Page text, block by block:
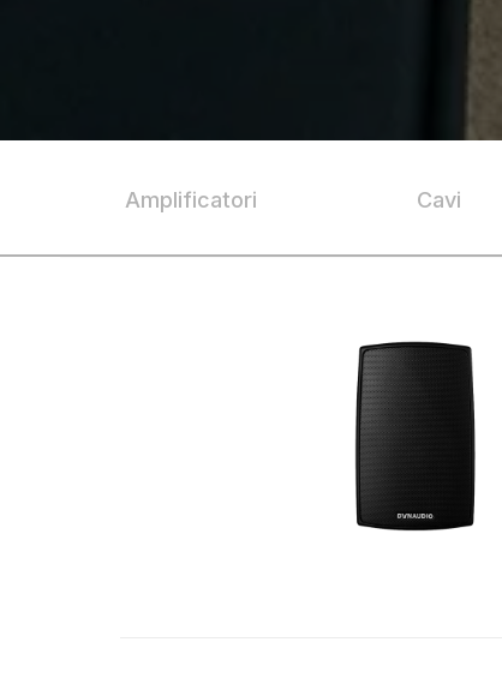
Amplificatori Cavi